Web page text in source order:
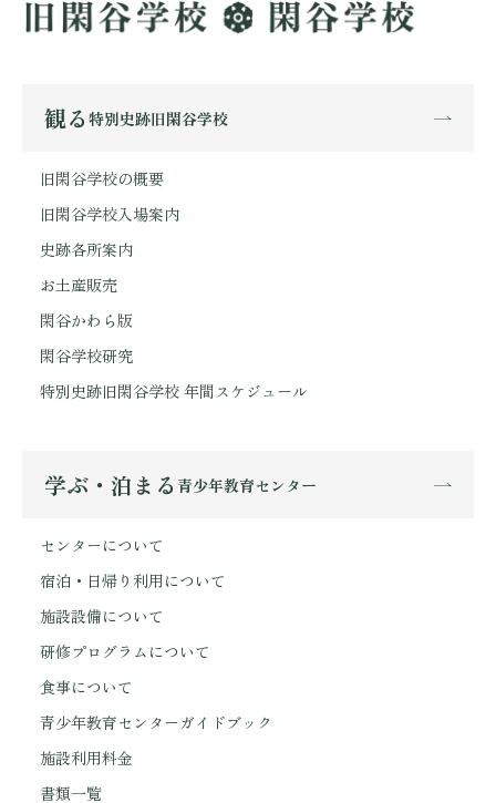
観る 特別史跡旧閑谷学校
旧閑谷学校の概要
旧閑谷学校入場案内
史跡各所案内
お土産販売
閑谷かわら版
閑谷学校研究
特別史跡旧閑谷学校 年間スケジュール
学ぶ・泊まる 青少年教育センター
センターについて
宿泊・日帰り利用について
施設設備について
研修プログラムについて
食事について
青少年教育センターガイドブック
施設利用料金
書類一覧